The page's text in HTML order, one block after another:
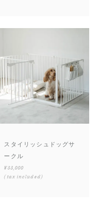
スタイリッシュドッグサ
ークル
¥33,000
(tax included)